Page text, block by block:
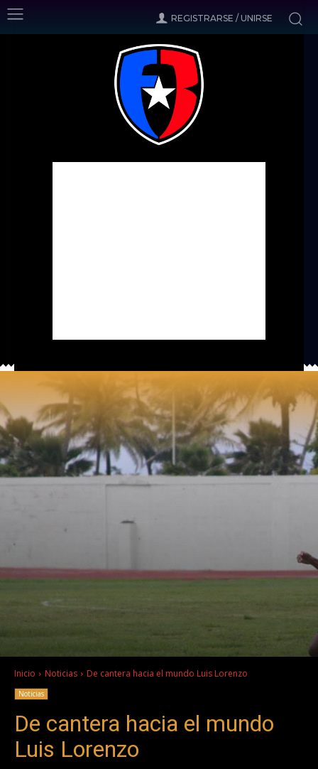
REGISTRARSE / UNIRSE
Inicio Noticias De cantera hacia el mundo Luis Lorenzo
Noticias
De cantera hacia el mundo
Luis Lorenzo